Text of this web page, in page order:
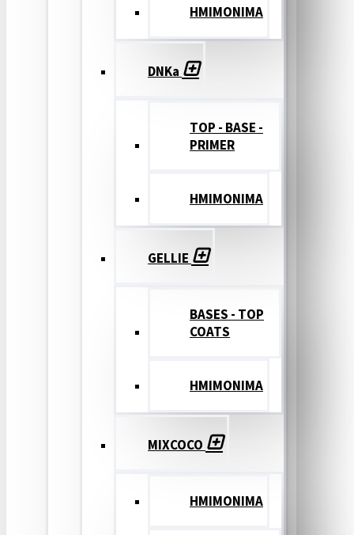
ΗΜΙΜΟΝΙΜΑ
DNKa
TOP - BASE -
PRIMER
ΗΜΙΜΟΝΙΜΑ
GELLIE
BASES - TOP
COATS
ΗΜΙΜΟΝΙΜΑ
MIXCOCO
HMIMONIMA